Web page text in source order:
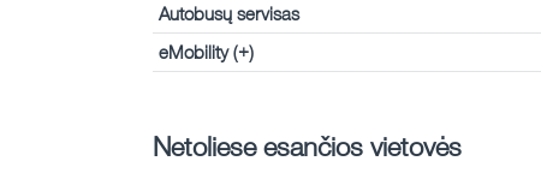
Autobusų servisas
eMobility (+)
Netoliese esančios vietovės